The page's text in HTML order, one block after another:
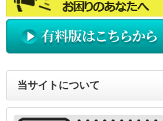
当サイトについて